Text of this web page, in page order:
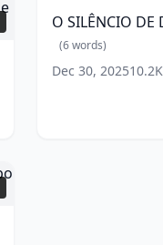
@pezezinhoscj
[CC]
(6
(6words)
Dec 30, 202510.2K